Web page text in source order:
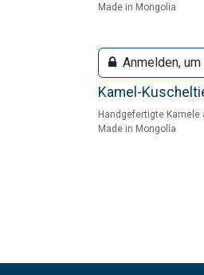
Made in Mongolia
Anmelden,
Kamel-
Handgefertigte Kamele
Made in Mongolia